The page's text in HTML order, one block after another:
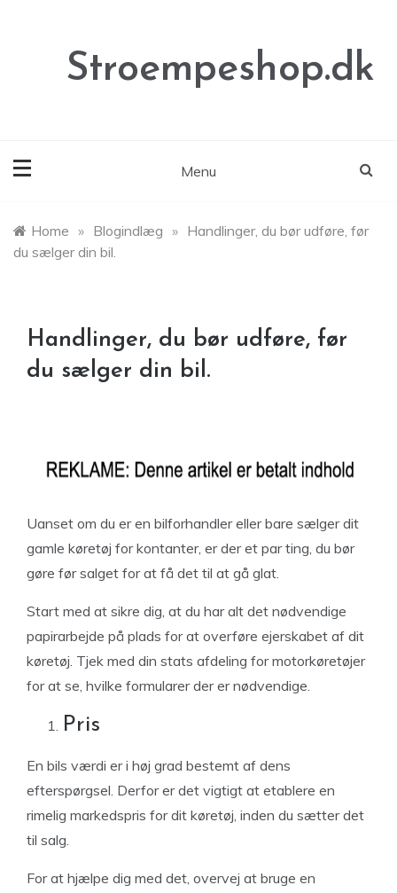
Stroempeshop.dk
Menu
Home » Blogindlæg » Handlinger, du bør udføre, før
du sælger din bil.
Handlinger, du bør udføre, før
du sælger din bil.
Uanset om du er en bilforhandler eller bare sælger dit
gamle køretøj for kontanter, er der et par ting, du bør
gøre før salget for at få det til at gå glat.
Start med at sikre dig, at du har alt det nødvendige
papirarbejde på plads for at overføre ejerskabet af dit
køretøj. Tjek med din stats afdeling for motorkøretøjer
for at se, hvilke formularer der er nødvendige.
Pris
En bils værdi er i høj grad bestemt af dens
efterspørgsel. Derfor er det vigtigt at etablere en
rimelig markedspris for dit køretøj, inden du sætter det
til salg.
For at hjælpe dig med det, overvej at bruge en